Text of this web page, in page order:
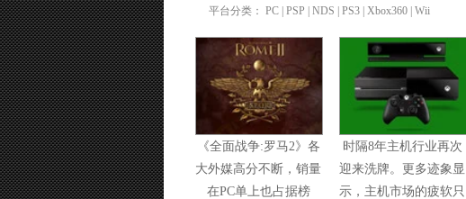
平台分类： PC | PSP | NDS PS3 Xbox360 Wii
《全面战争:罗马2》各
大外媒高分不断，销量
在PC单上也占据榜
时隔8年主机行业再次
迎来洗牌。更多迹象显
示，主机市场的疲软只